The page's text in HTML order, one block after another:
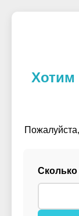
Хотим
Сколько